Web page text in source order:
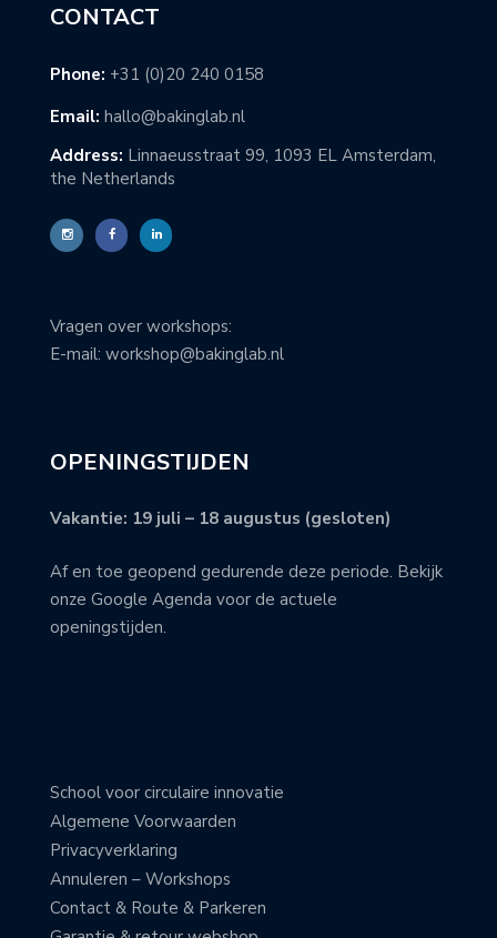
CONTACT
Phone: +31 (0)20 240 0158
Email: hallo@bakinglab.nl
Address: Linnaeusstraat 99, 1093 EL Amsterdam,
the Netherlands
Vragen over workshops:
E-mail: workshop@bakinglab.nl
OPENINGSTIJDEN
Vakantie: 19 juli – 18 augustus (gesloten)
Af en toe geopend gedurende deze periode. Bekijk
onze Google Agenda voor de actuele
openingstijden.
School voor circulaire innovatie
Algemene Voorwaarden
Privacyverklaring
Annuleren – Workshops
Contact & Route & Parkeren